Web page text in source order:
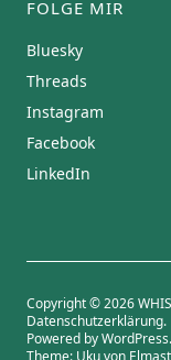
FOLGE MIR
Bluesky
Threads
Instagram
Facebook
LinkedIn
Copyright © 2026
Datenschutzerklärung
Powered byWordPress
Theme: Uku von